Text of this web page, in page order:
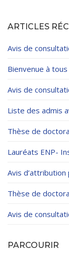
ARTICLES
Avis de
Bienvenue à
Avis de
Liste des admis
Thèse de
Lauréats ENP-
Avis
Thèse de
Avis de
PARCOURIR